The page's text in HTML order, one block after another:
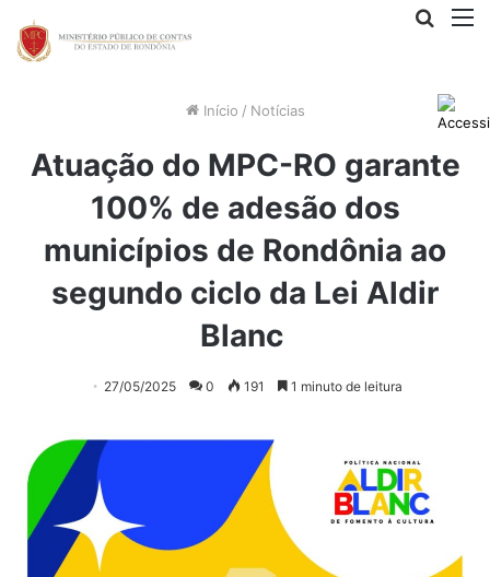
Início / Notícias
Atuação do MPC-RO garante
100% de adesão dos
municípios de Rondônia ao
segundo ciclo da Lei Aldir
Blanc
27/05/2025 0 191 1 minuto de leitura